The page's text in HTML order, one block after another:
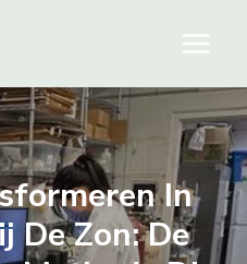
In
De Zon: De